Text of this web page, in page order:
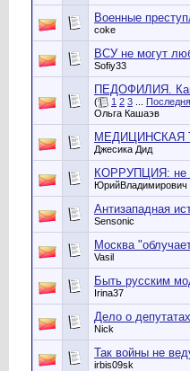
Военные
coke
ВСУ не могут
Sofiy33
ПЕДОФИЛИЯ. Как
( 1 2 3
Ольга Кашаэв
МЕДИЦИНСКАЯ
Джесика Дид
КОРРУПЦИЯ: не
ЮрийВладимирович
Антизападная
Sensonic
Москва
Vasil
Быть русским
Irina37
Дело о
Nick
Так войны не
irbis09sk